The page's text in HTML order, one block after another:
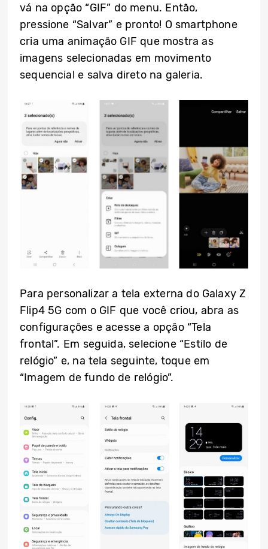
vá na opção “GIF” do menu. Então,
pressione “Salvar” e pronto! O smartphone
cria uma animação GIF que mostra as
imagens selecionadas em movimento
sequencial e salva direto na galeria.
Para personalizar a tela externa do Galaxy Z
Flip4 5G com o GIF que você criou, abra as
configurações e acesse a opção “Tela
frontal”. Em seguida, selecione “Estilo de
relógio” e, na tela seguinte, toque em
“Imagem de fundo de relógio”.